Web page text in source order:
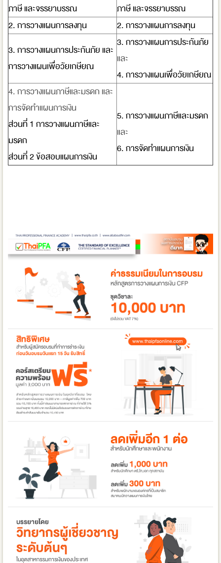
ภาษี และจรรยาบรรณ
ภาษี และจรรยาบรรณ
2. การวางแผนการลงทุน
2. การวางแผนการลงทุน
3. การวางแผนการประกันภัย และ
การวางแผนเพื่อวัยเกษียณ
3. การวางแผนการประกันภัย
และ
4. การวางแผนเพื่อวัยเกษียณ
4. การวางแผนภาษีและมรดก และ
การจัดทำแผนการเงิน
ส่วนที่ 1 การวางแผนภาษีและ
มรดก
ส่วนที่ 2 ข้อสอบแผนการเงิน
5. การวางแผนภาษีและมรดก
และ
6. การจัดทำแผนการเงิน